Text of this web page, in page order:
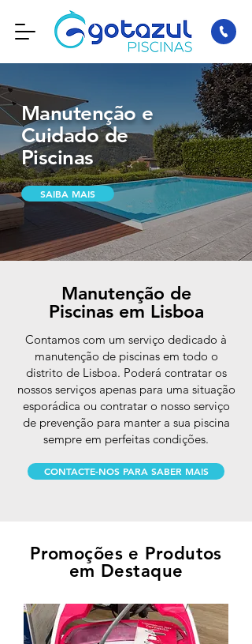
Manutenção e
Cuidado de
Piscinas
SAIBA MAIS
Manutenção de
Piscinas em Lisboa
Contamos com um serviço dedicado à
manutenção de piscinas em todo o
distrito de Lisboa. Poderá contratar os
nossos serviços apenas para uma situação
esporádica ou contratar o nosso serviço
de prevenção para manter a sua piscina
sempre em perfeitas condições​.
CONTACTE-NOS PARA SABER MAIS
Promoções e Produtos
em Destaque